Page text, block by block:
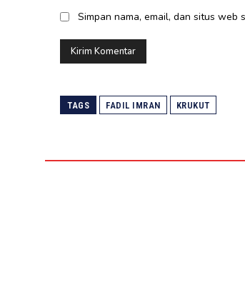
Simpan nama, email, dan situs
TAGS FADIL IMRAN KRUKUT